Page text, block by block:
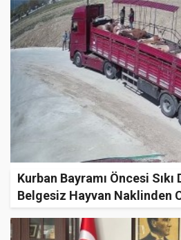
Kurban Bayramı Öncesi
Belgesiz Hayvan Naklinden